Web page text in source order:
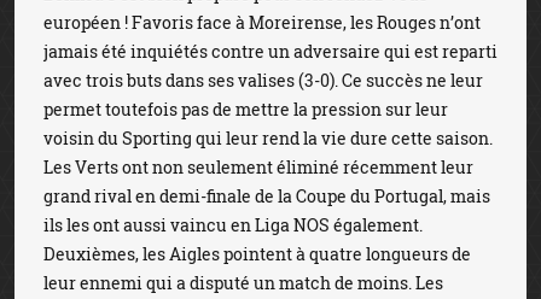
européen ! Favoris face à Moreirense, les Rouges n’ont
jamais été inquiétés contre un adversaire qui est reparti
avec trois buts dans ses valises (3-0). Ce succès ne leur
permet toutefois pas de mettre la pression sur leur
voisin du Sporting qui leur rend la vie dure cette saison.
Les Verts ont non seulement éliminé récemment leur
grand rival en demi-finale de la Coupe du Portugal, mais
ils les ont aussi vaincu en Liga NOS également.
Deuxièmes, les Aigles pointent à quatre longueurs de
leur ennemi qui a disputé un match de moins. Les